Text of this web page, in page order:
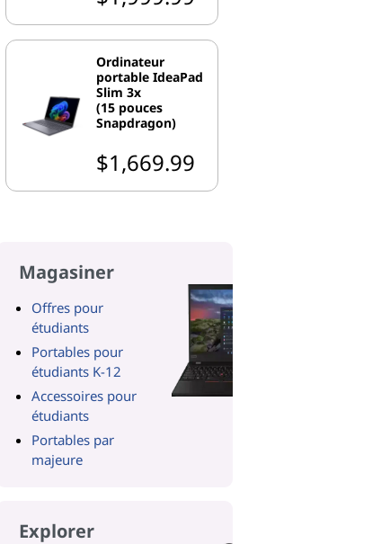
Ordinateur
portable IdeaPad
Slim 3x
(15 pouces
Snapdragon)
$1,669.99
Magasiner
Offres pour
étudiants
Portables pour
étudiants K-12
Accessoires pour
étudiants
Portables par
majeure
Explorer